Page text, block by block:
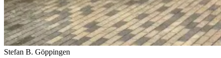
Stefan B. Göppingen